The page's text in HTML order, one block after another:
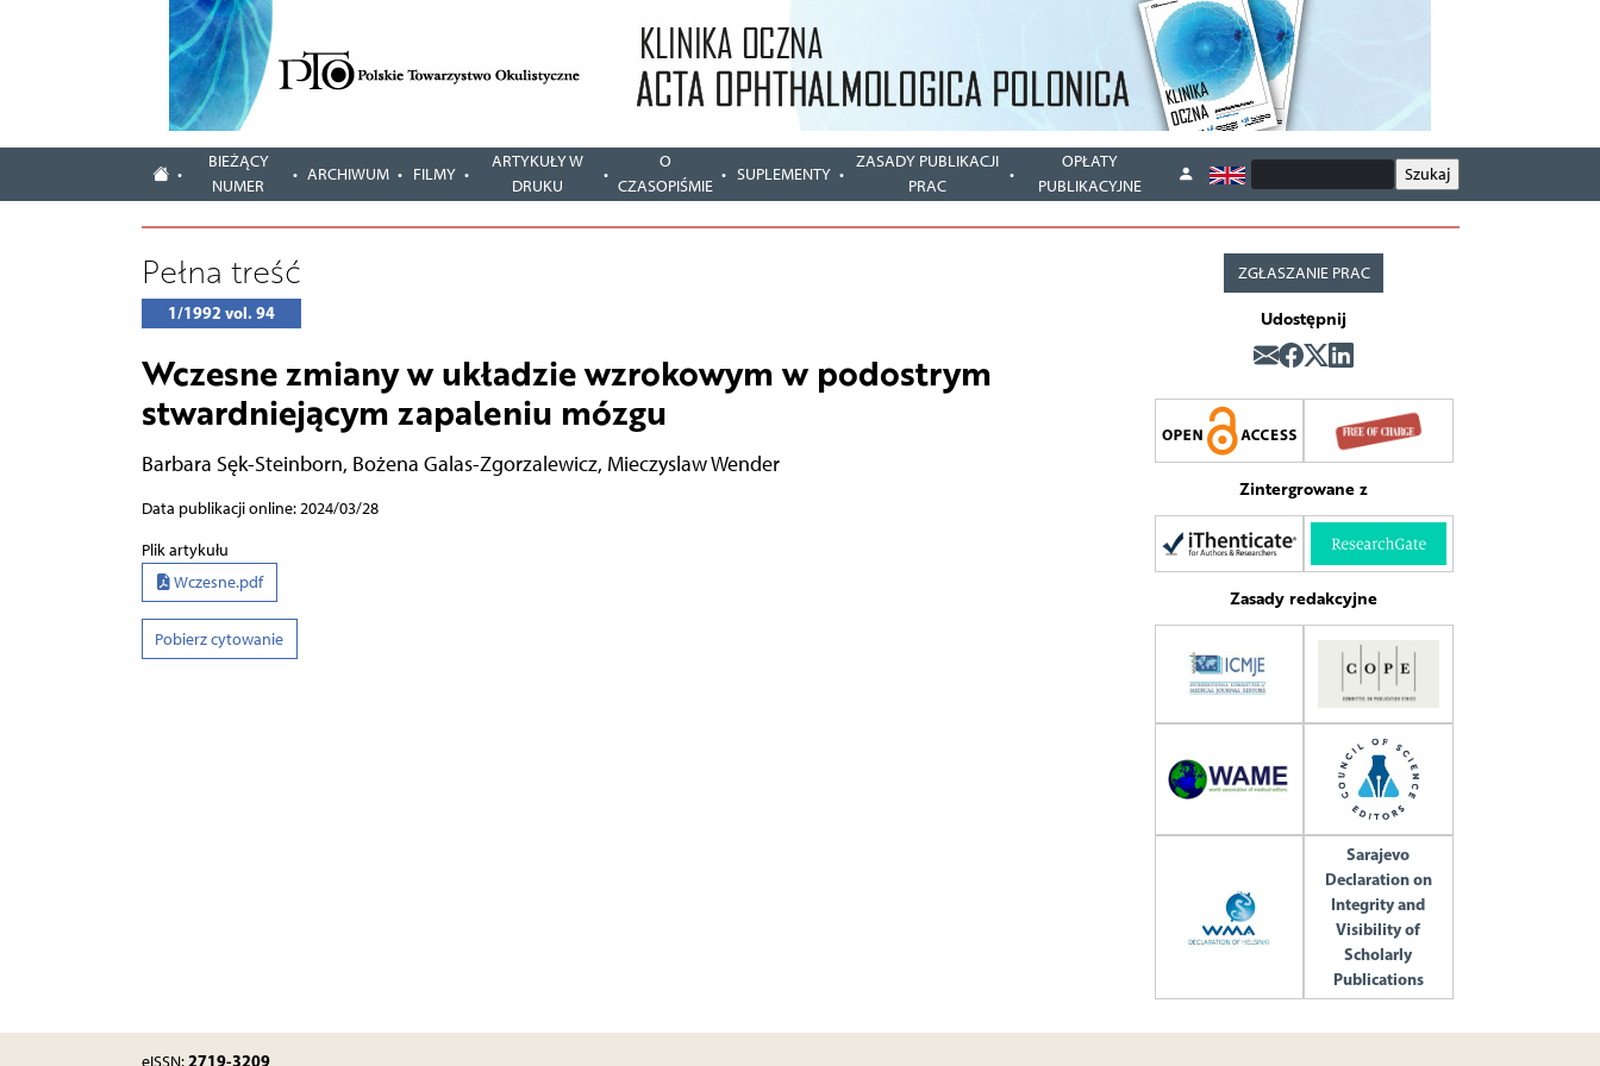
BIEŻĄCY
NUMER
ARCHIWUM FILMY
ARTYKUŁY W
DRUKU
O
CZASOPIŚMIE
SUPLEMENTY
ZASADY PUBLIKACJI
PRAC
OPŁATY
PUBLIKACYJNE
Pełna treść
1/1992 vol. 94
Wczesne zmiany w układzie wzrokowym w podostrym
stwardniejącym zapaleniu mózgu
Barbara Sęk-Steinborn, Bożena Galas-Zgorzalewicz, Mieczyslaw Wender
Data publikacji online: 2024/03/28
Plik artykułu
Wczesne.pdf
Pobierz cytowanie
ZGŁASZANIE PRAC
Udostępnij
Zintergrowane z
Zasady redakcyjne
Sarajevo
Declaration on
Integrity and
Visibility of
Scholarly
Publications
eISSN:2719-3209